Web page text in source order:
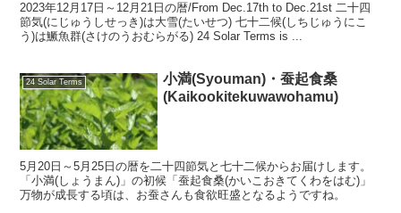
2023年12月17日～12月21日の暦/From Dec.17th to Dec.21st 二十四
節気(にじゅうしせっき)は大雪(たいせつ) 七十二候(しちじゅうにこ
う)は鱖魚群(さけのうおむらがる) 24 Solar Terms is ...
24 Solar Terms
小満(Syouman)・蚕起食桑
(Kaikookitekuwawohamu)
5月20日～5月25日の暦を二十四節気と七十二候からお届けします。
「小満(しょうまん)」の初候「蚕起食桑(かいこおきてくわをはむ)」
万物が成長する頃は、お蚕さんも食欲旺盛となるようですね。